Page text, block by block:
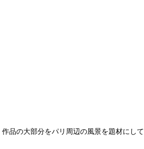
品の大部分をパリ周辺の風景を題材にして